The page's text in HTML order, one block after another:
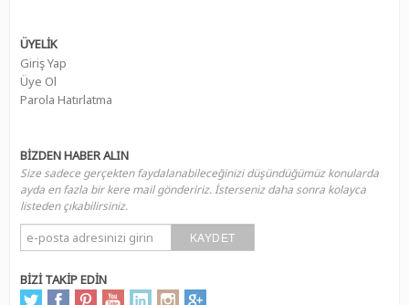
ÜYELİK
Giriş Yap
Üye Ol
Parola Hatırlatma
BİZDEN HABER ALIN
Size sadece gerçekten faydalanabileceğinizi düşündüğümüz konularda
ayda en fazla bir kere mail göndeririz. İsterseniz daha sonra kolayca
listeden çıkabilirsiniz.
KAYDET
BİZİ TAKİP EDİN